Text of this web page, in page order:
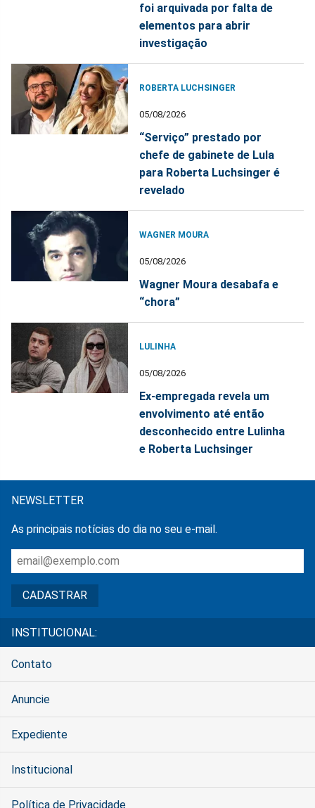
foi arquivada por falta de
elementos para abrir
investigação
ROBERTA LUCHSINGER
05/08/2026
“Serviço” prestado por
chefe de gabinete de Lula
para Roberta Luchsinger é
revelado
WAGNER MOURA
05/08/2026
Wagner Moura desabafa e
“chora”
LULINHA
05/08/2026
Ex-empregada revela um
envolvimento até então
desconhecido entre Lulinha
e Roberta Luchsinger
NEWSLETTER
As principais notícias do dia no seu e-mail.
INSTITUCIONAL:
Contato
Anuncie
Expediente
Institucional
Política de Privacidade